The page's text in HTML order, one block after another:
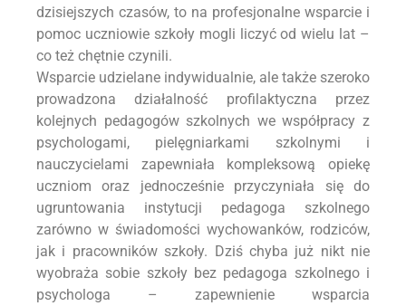
dzisiejszych czasów, to na profesjonalne wsparcie i
pomoc uczniowie szkoły mogli liczyć od wielu lat –
co też chętnie czynili.
Wsparcie udzielane indywidualnie, ale także szeroko
prowadzona działalność profilaktyczna przez
kolejnych pedagogów szkolnych we współpracy z
psychologami, pielęgniarkami szkolnymi i
nauczycielami zapewniała kompleksową opiekę
uczniom oraz jednocześnie przyczyniała się do
ugruntowania instytucji pedagoga szkolnego
zarówno w świadomości wychowanków, rodziców,
jak i pracowników szkoły. Dziś chyba już nikt nie
wyobraża sobie szkoły bez pedagoga szkolnego i
psychologa – zapewnienie wsparcia